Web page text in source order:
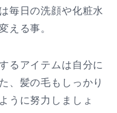
毎日の洗顔や化粧水
える事。
るアイテムは自分に
、髪の毛もしっかり
うに努力しましょ